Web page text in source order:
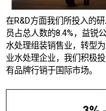
在R&D方面我们所投入的
员占总人数的8.4%，益锐
水处理组装销售业，转型
业水处理企业，我们积极
有品牌行销于国际市场。